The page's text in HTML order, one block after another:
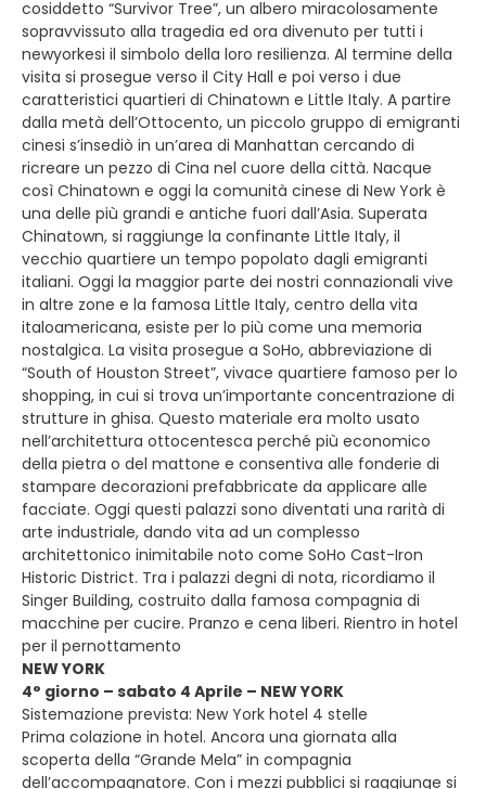
cosiddetto “Survivor Tree”, un albero miracolosa­mente
sopravvissuto alla tragedia ed ora divenuto per tutti i
newyorkesi il simbolo della loro resilienza. Al termine della
visita si prosegue verso il City Hall e poi verso i due
caratteristici quartieri di Chinatown e Little Italy. A partire
dalla metà dell’Ottocento, un piccolo gruppo di emigranti
cinesi s’insediò in un’area di Manhattan cercando di
ricreare un pezzo di Cina nel cuore della città. Nacque
così Chinatown e oggi la comunità cinese di New York è
una delle più grandi e antiche fuori dall’Asia. Superata
Chinatown, si raggiunge la confinante Little Italy, il
vecchio quartiere un tempo popolato dagli emigranti
italiani. Oggi la maggior parte dei nostri connazionali vive
in altre zone e la famosa Little Italy, centro della vita
italoamericana, esiste per lo più come una memoria
nostalgica. La visita prosegue a SoHo, abbreviazione di
“South of Houston Street”, vivace quartiere famoso per lo
shopping, in cui si trova un’importante concentrazione di
strutture in ghisa. Questo materiale era molto usato
nell’architettura ottocentesca perché più economico
della pietra o del mattone e consentiva alle fonderie di
stampare decorazioni prefabbricate da applicare alle
facciate. Oggi questi palazzi sono diventati una rarità di
arte industriale, dando vita ad un complesso
architettonico inimitabile noto come SoHo Cast-Iron
Historic District. Tra i palazzi degni di nota, ricordiamo il
Singer Building, costruito dalla famosa compagnia di
macchine per cucire. Pranzo e cena liberi. Rientro in hotel
per il pernottamento
NEW YORK
4° giorno – sabato 4 Aprile – NEW YORK
Sistemazione prevista: New York hotel 4 stelle
Prima colazione in hotel. Ancora una giornata alla
scoperta della “Grande Mela” in compagnia
dell’accompagnatore. Con i mezzi pubblici si raggiunge si